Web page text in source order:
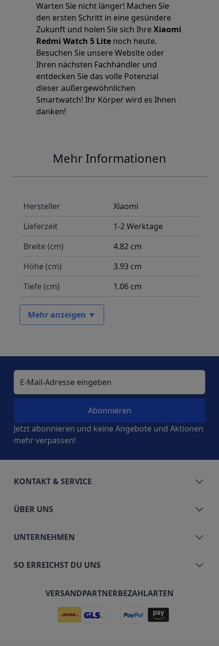
Warten Sie nicht länger! Machen Sie
den ersten Schritt in eine gesündere
Zukunft und holen Sie sich IhreXiaomi
Redmi Watch 5 Lite noch heute.
Besuchen Sie unsere Website oder
Ihren nächsten Fachhändler und
entdecken Sie das volle Potenzial
dieser außergewöhnlichen
Smartwatch! Ihr Körper wird es Ihnen
danken!
Mehr Informationen
Hersteller
Xiaomi
Lieferzeit
1-2 Werktage
Breite (cm)
4.82 cm
Höhe (cm)
3.93 cm
Tiefe (cm)
1.06 cm
Mehr anzeigen ▼
E-Mail-Adresse
Jetzt abonnieren und keine Angebote und Aktionen
mehr verpassen!
KONTAKT & SERVICE
ÜBER UNS
UNTERNEHMEN
SO ERREICHST DU UNS
VERSANDPARTNERBEZAHLARTEN